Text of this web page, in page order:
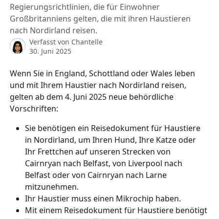
Regierungsrichtlinien, die für Einwohner
Großbritanniens gelten, die mit ihren Haustieren
nach Nordirland reisen.
Verfasst von Chantelle
30. Juni 2025
Wenn Sie in England, Schottland oder Wales leben
und mit Ihrem Haustier nach Nordirland reisen,
gelten ab dem 4. Juni 2025 neue behördliche
Vorschriften:
Sie benötigen ein Reisedokument für Haustiere
in Nordirland, um Ihren Hund, Ihre Katze oder
Ihr Frettchen auf unseren Strecken von
Cairnryan nach Belfast, von Liverpool nach
Belfast oder von Cairnryan nach Larne
mitzunehmen.
Ihr Haustier muss einen Mikrochip haben.
Mit einem Reisedokument für Haustiere benötigt